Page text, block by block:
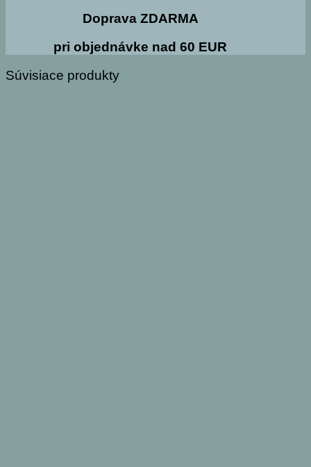
Doprava ZDARMA
pri objednávke nad 60 EUR
Súvisiace produkty